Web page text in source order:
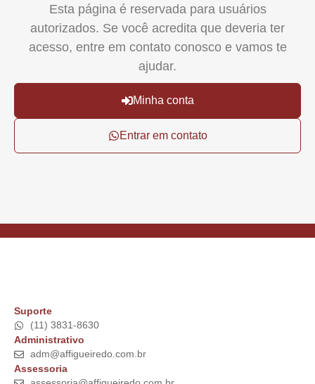
Esta página é reservada para usuários
autorizados. Se você acredita que deveria ter
acesso, entre em contato conosco e vamos te
ajudar.
Minha conta
Entrar em contato
Suporte
(11) 3831-8630
Administrativo
adm@affigueiredo.com.br
Assessoria